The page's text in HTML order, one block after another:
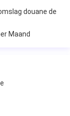
douane de
Maand